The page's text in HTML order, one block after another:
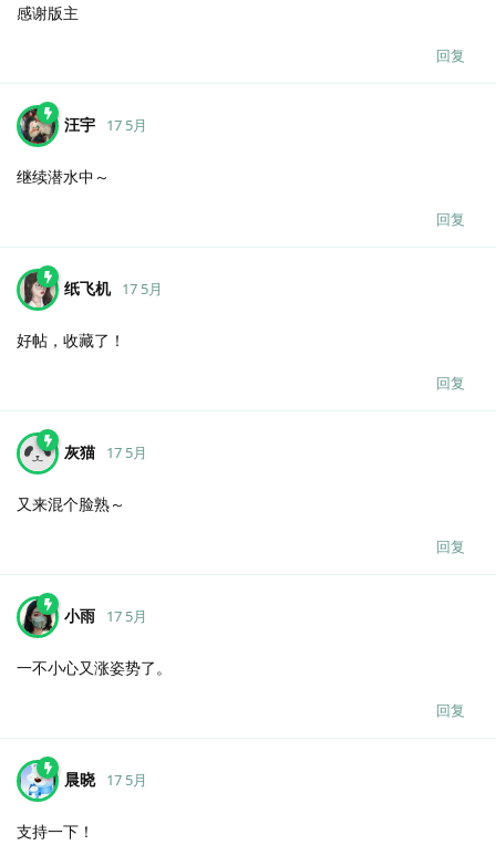
感谢版主
回复
汪宇 17 5月
继续潜水中～
回复
纸飞机 17 5月
好帖，收藏了！
回复
灰猫 17 5月
又来混个脸熟～
回复
小雨 17 5月
一不小心又涨姿势了。
回复
晨晓 17 5月
支持一下！